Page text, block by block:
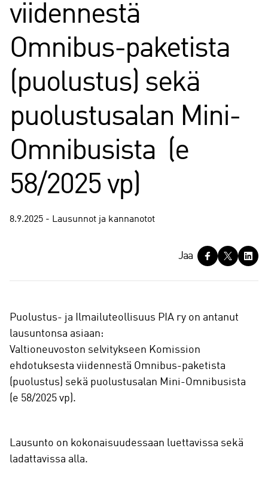
viidennestä
Omnibus-paketista
(puolustus) sekä
puolustusalan Mini-
Omnibusista (e
58/2025 vp)
8.9.2025 - Lausunnot ja kannanotot
a
Jaa
Puolustus- ja Ilmailuteollisuus PIA ry on antanut
lausuntonsa asiaan:
Valtioneuvoston selvitykseen Komission
ehdotuksesta viidennestä Omnibus-paketista
(puolustus) sekä puolustusalan Mini-Omnibusista
(e 58/2025 vp).
Lausunto on kokonaisuudessaan luettavissa sekä
ladattavissa alla.